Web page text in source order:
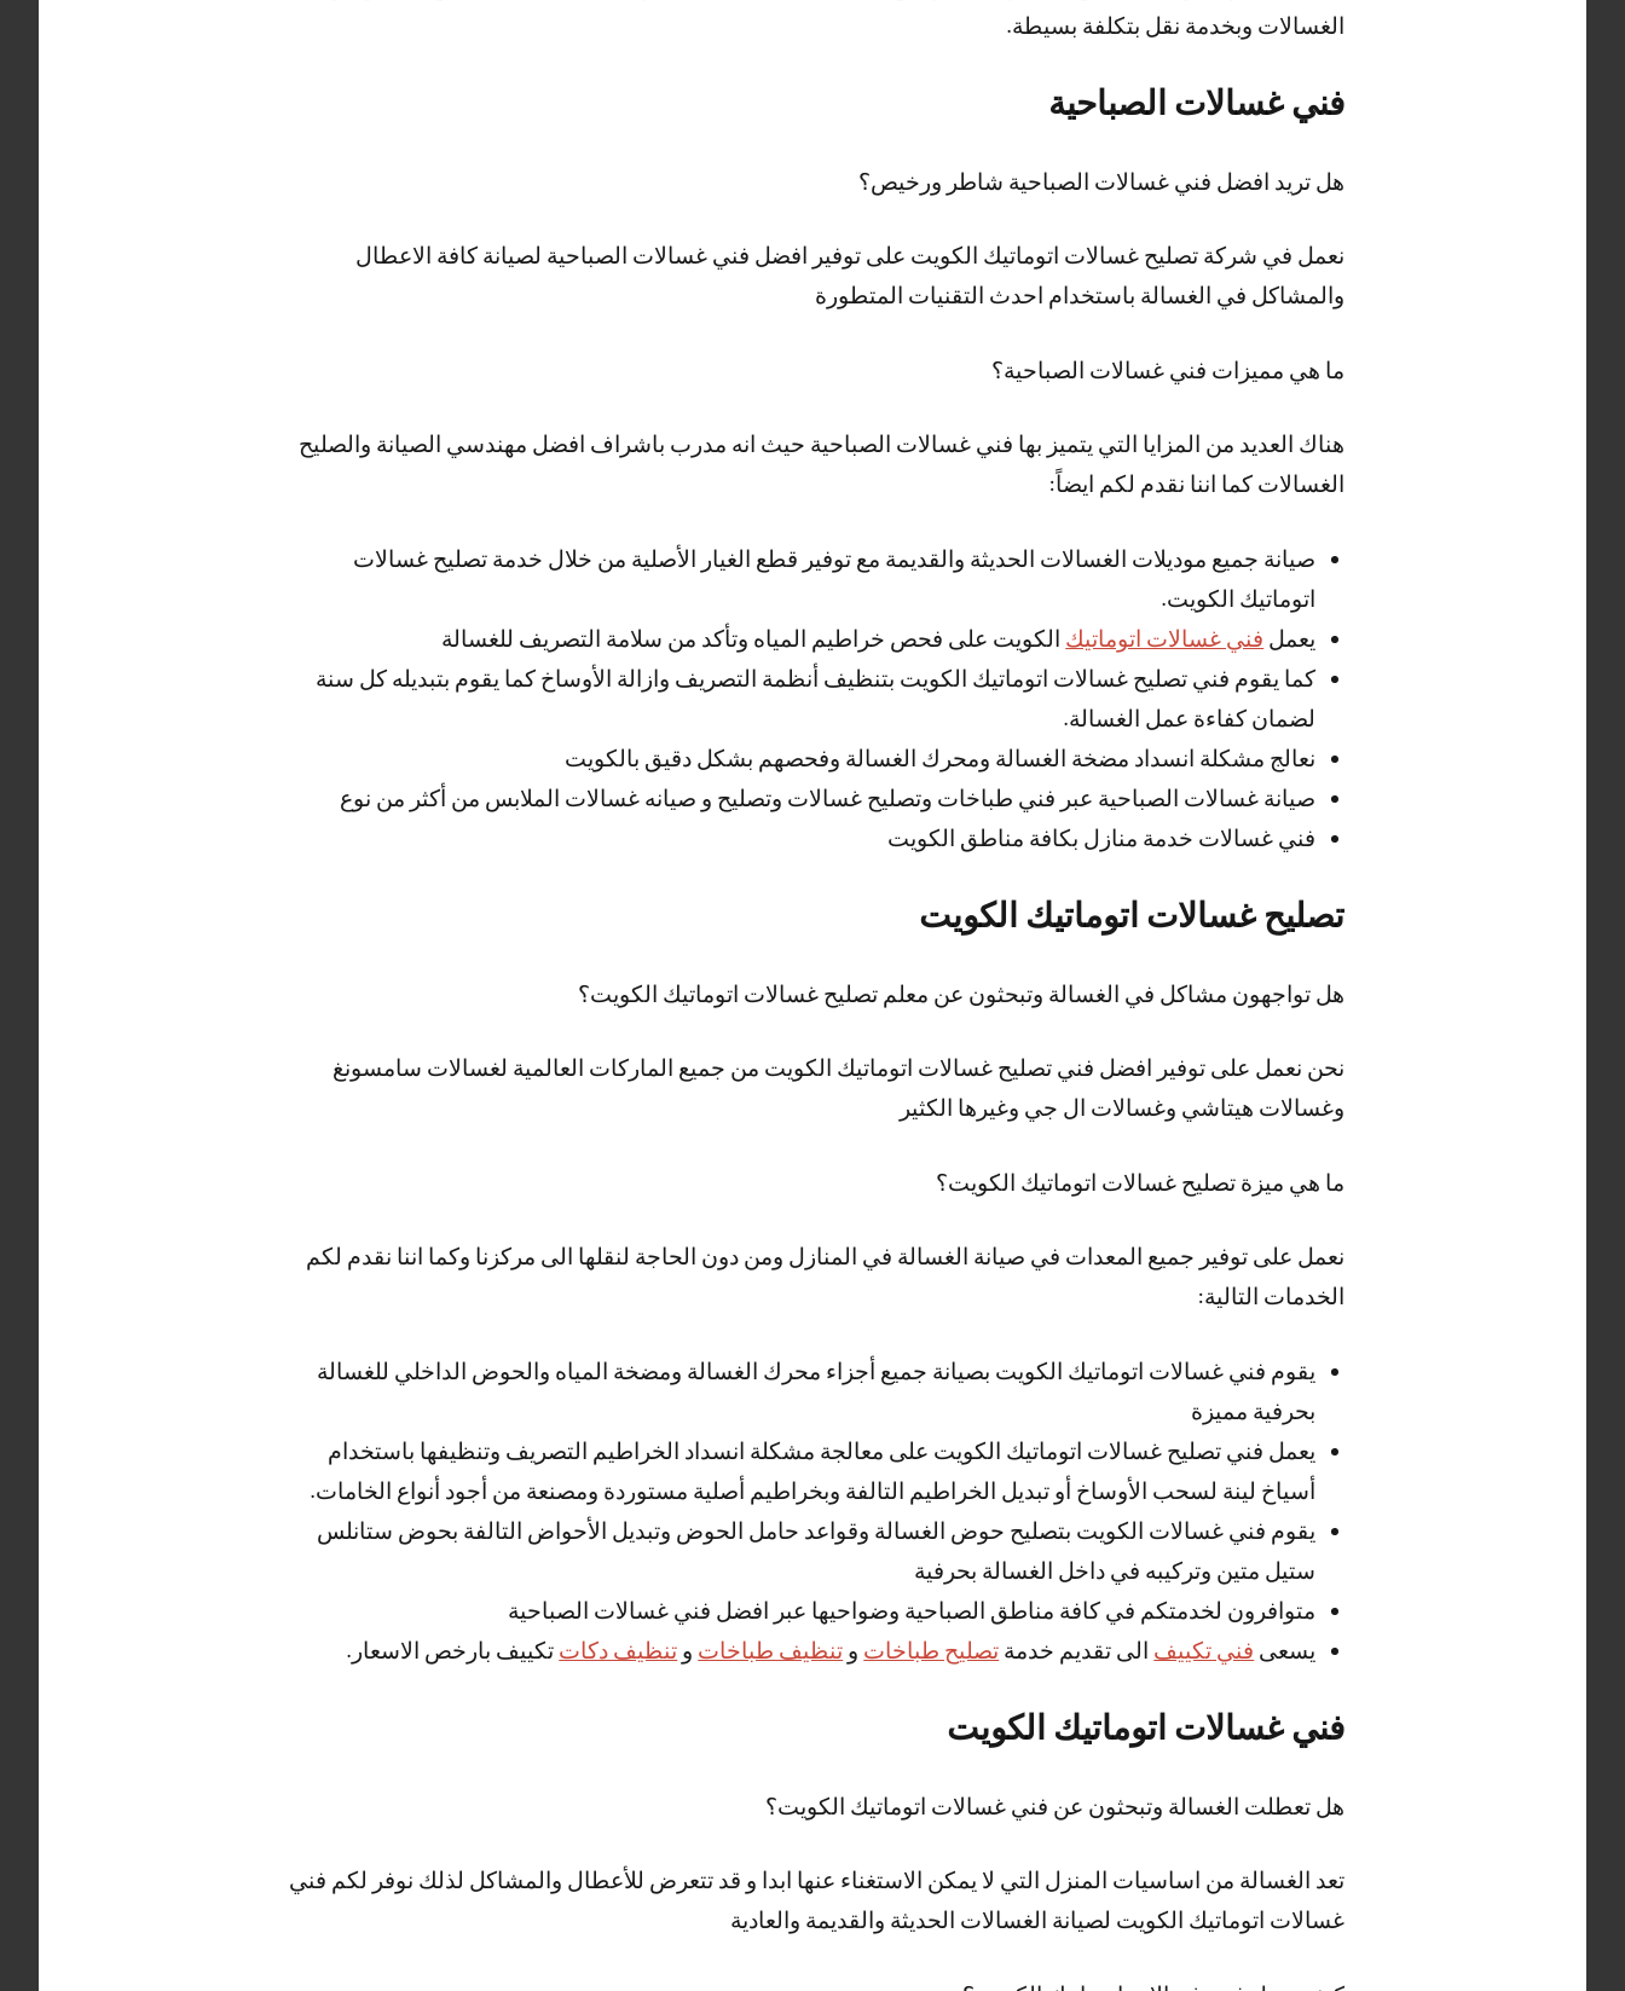
الغسالات وبخدمة نقل بتكلفة بسيطة.
فني غسالات الصباحية
هل تريد افضل فني غسالات الصباحية شاطر ورخيص؟
نعمل في شركة تصليح غسالات اتوماتيك الكويت على توفير افضل فني غسالات الصباحية لصيانة كافة الاعطال
والمشاكل في الغسالة باستخدام احدث التقنيات المتطورة
ما هي مميزات فني غسالات الصباحية؟
هناك العديد من المزايا التي يتميز بها فني غسالات الصباحية حيث انه مدرب باشراف افضل مهندسي الصيانة والصليح
الغسالات كما اننا نقدم لكم ايضاً:
صيانة جميع موديلات الغسالات الحديثة والقديمة مع توفير قطع الغيار الأصلية من خلال خدمة تصليح غسالات
اتوماتيك الكويت.
يعمل فني غسالات اتوماتيك الكويت على فحص خراطيم المياه وتأكد من سلامة التصريف للغسالة
كما يقوم فني تصليح غسالات اتوماتيك الكويت بتنظيف أنظمة التصريف وازالة الأوساخ كما يقوم بتبديله كل سنة
لضمان كفاءة عمل الغسالة.
نعالج مشكلة انسداد مضخة الغسالة ومحرك الغسالة وفحصهم بشكل دقيق بالكويت
صيانة غسالات الصباحية عبر فني طباخات وتصليح غسالات وتصليح و صيانه غسالات الملابس من أكثر من نوع
فني غسالات خدمة منازل بكافة مناطق الكويت
تصليح غسالات اتوماتيك الكويت
هل تواجهون مشاكل في الغسالة وتبحثون عن معلم تصليح غسالات اتوماتيك الكويت؟
نحن نعمل على توفير افضل فني تصليح غسالات اتوماتيك الكويت من جميع الماركات العالمية لغسالات سامسونغ
وغسالات هيتاشي وغسالات ال جي وغيرها الكثير
ما هي ميزة تصليح غسالات اتوماتيك الكويت؟
نعمل على توفير جميع المعدات في صيانة الغسالة في المنازل ومن دون الحاجة لنقلها الى مركزنا وكما اننا نقدم لكم
الخدمات التالية:
يقوم فني غسالات اتوماتيك الكويت بصيانة جميع أجزاء محرك الغسالة ومضخة المياه والحوض الداخلي للغسالة
بحرفية مميزة
يعمل فني تصليح غسالات اتوماتيك الكويت على معالجة مشكلة انسداد الخراطيم التصريف وتنظيفها باستخدام
أسياخ لينة لسحب الأوساخ أو تبديل الخراطيم التالفة وبخراطيم أصلية مستوردة ومصنعة من أجود أنواع الخامات.
يقوم فني غسالات الكويت بتصليح حوض الغسالة وقواعد حامل الحوض وتبديل الأحواض التالفة بحوض ستانلس
ستيل متين وتركيبه في داخل الغسالة بحرفية
متوافرون لخدمتكم في كافة مناطق الصباحية وضواحيها عبر افضل فني غسالات الصباحية
يسعى فني تكييف الى تقديم خدمة تصليح طباخات و تنظيف طباخات و تنظيف دكات تكييف بارخص الاسعار.
فني غسالات اتوماتيك الكويت
هل تعطلت الغسالة وتبحثون عن فني غسالات اتوماتيك الكويت؟
تعد الغسالة من اساسيات المنزل التي لا يمكن الاستغناء عنها ابدا و قد تتعرض للأعطال والمشاكل لذلك نوفر لكم فني
غسالات اتوماتيك الكويت لصيانة الغسالات الحديثة والقديمة والعادية